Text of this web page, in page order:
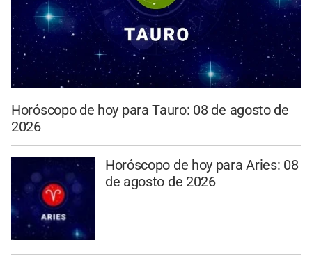
Horóscopo de hoy para Tauro: 08 de agosto de
2026
Horóscopo de hoy para Aries: 08
de agosto de 2026